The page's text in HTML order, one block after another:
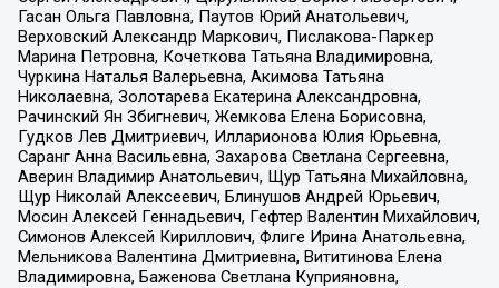
Гасан Ольга Павловна, Паутов Юрий Анатольевич,
Верховский Александр Маркович, Пислакова-Паркер
Марина Петровна, Кочеткова Татьяна Владимировна,
Чуркина Наталья Валерьевна, Акимова Татьяна
Николаевна, Золотарева Екатерина Александровна,
Рачинский Ян Збигневич, Жемкова Елена Борисовна,
Гудков Лев Дмитриевич, Илларионова Юлия Юрьевна,
Саранг Анна Васильевна, Захарова Светлана Сергеевна,
Аверин Владимир Анатольевич, Щур Татьяна Михайловна,
Щур Николай Алексеевич, Блинушов Андрей Юрьевич,
Мосин Алексей Геннадьевич, Гефтер Валентин Михайлович,
Симонов Алексей Кириллович, Флиге Ирина Анатольевна,
Мельникова Валентина Дмитриевна, Вититинова Елена
Владимировна, Баженова Светлана Куприяновна,